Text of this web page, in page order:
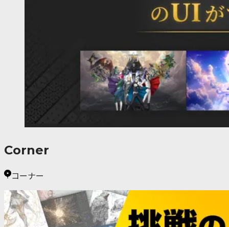
Corner
コーナー